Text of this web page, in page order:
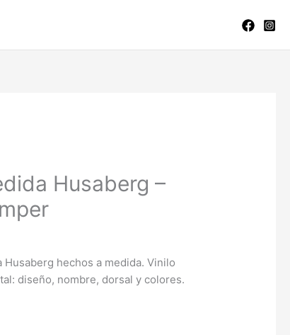
Husaberg –
hechos a medida. Vinilo
diseño, nombre, dorsal y colores.